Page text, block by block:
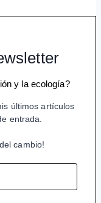
y la ecología?
últimos artículos
entrada.
cambio!